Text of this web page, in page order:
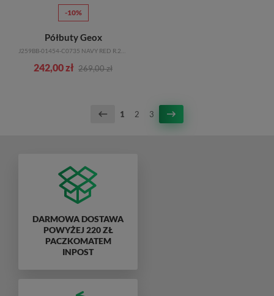
-10%
Półbuty Geox
242,00 zł 269,00 zł
1 2 3
DARMOWA DOSTAWA
POWYŻEJ 220 ZŁ
PACZKOMATEM
INPOST